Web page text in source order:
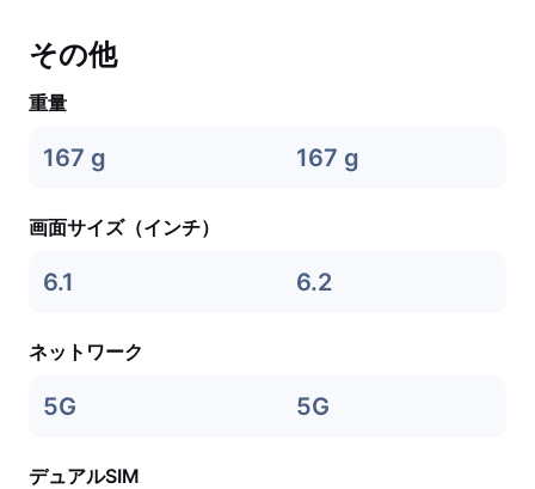
その他
重量
167 g 167 g
画面サイズ（インチ）
6.1 6.2
ネットワーク
5G 5G
デュアルSIM